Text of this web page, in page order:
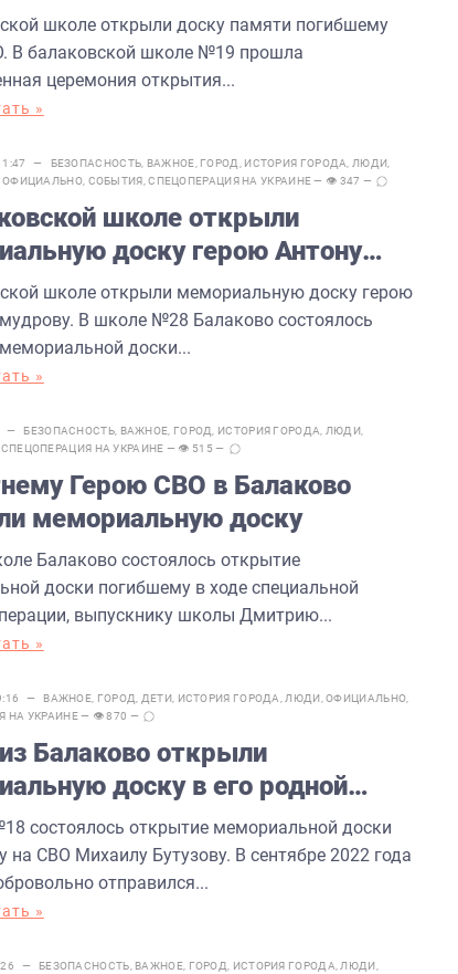
школе открыли доску памяти погибшему
В балаковской школе №19 прошла
церемония открытия...
»
— БЕЗОПАСНОСТЬ ВАЖНОЕ ГОРОД ИСТОРИЯ ГОРОДА ЛЮДИ
ОФИЦИАЛЬНО, СОБЫТИЯ ,СПЕЦОПЕРАЦИЯ НА УКРАИНЕ— 👁 347 —
школе открыли
доску герою Антону
школе открыли мемориальную доску герою
В школе №28 Балаково состоялось
доски...
»
— БЕЗОПАСНОСТЬ, ВАЖНОЕ ГОРОД ИСТОРИЯ ГОРОДА ЛЮДИ
СПЕЦОПЕРАЦИЯ НА УКРАИНЕ — 👁 515 —
Герою СВО в Балаково
мемориальную доску
Балаково состоялось открытие
доски погибшему в ходе специальной
выпускнику школы Дмитрию...
»
— ВАЖНОЕ ГОРОД ДЕТИ, ИСТОРИЯ ГОРОДА ЛЮДИ ,ОФИЦИАЛЬНО
НА УКРАИНЕ— 👁 870 —
Балаково открыли
доску в его родной
состоялось открытие мемориальной доски
на СВО Михаилу Бутузову. В сентябре 2022 года
отправился...
»
— БЕЗОПАСНОСТЬ ВАЖНОЕ, ГОРОД ИСТОРИЯ ГОРОДА ЛЮДИ